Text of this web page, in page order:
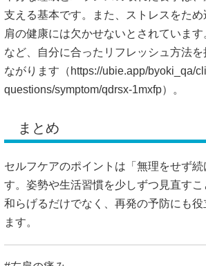
支える基本です。また、ストレスをた
肩の健康には欠かせないとされていま
など、自分に合ったリフレッシュ方法
ながります（ https://ubie.app/byoki_qa/
questions/symptom/qdrsx-1mxfp）。
まとめ
セルフケアのポイントは「無理をせず
す。姿勢や生活習慣を少しずつ見直す
和らげるだけでなく、再発の予防にも
ます。